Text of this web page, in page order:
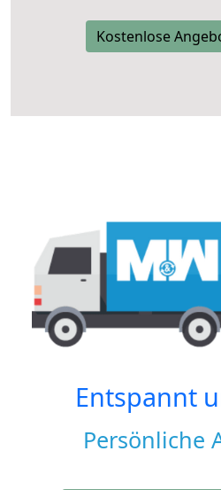
Kostenlose
Entspannt
Persönliche